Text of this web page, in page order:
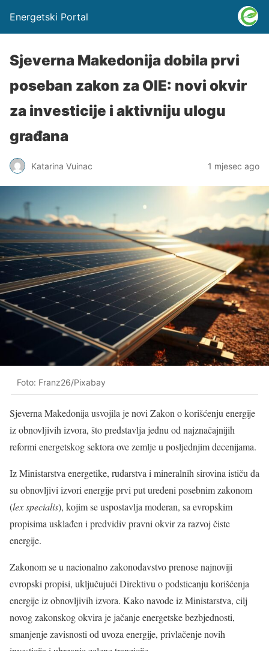
Energetski Portal
Sjeverna Makedonija dobila prvi
poseban zakon za OIE: novi okvir
za investicije i aktivniju ulogu
građana
Katarina Vuinac 1 mjesec ago
Foto: Franz26/Pixabay
Sjeverna Makedonija usvojila je novi Zakon o korišćenju energije
iz obnovljivih izvora, što predstavlja jednu od najznačajnijih
reformi energetskog sektora ove zemlje u posljednjim decenijama.
Iz Ministarstva energetike, rudarstva i mineralnih sirovina ističu da
su obnovljivi izvori energije prvi put uređeni posebnim zakonom
(lex specialis), kojim se uspostavlja moderan, sa evropskim
propisima usklađen i predvidiv pravni okvir za razvoj čiste
energije.
Zakonom se u nacionalno zakonodavstvo prenose najnoviji
evropski propisi, uključujući Direktivu o podsticanju korišćenja
energije iz obnovljivih izvora. Kako navode iz Ministarstva, cilj
novog zakonskog okvira je jačanje energetske bezbjednosti,
smanjenje zavisnosti od uvoza energije, privlačenje novih